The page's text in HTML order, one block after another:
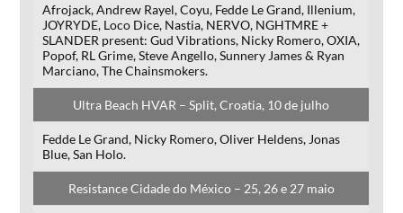
Afrojack, Andrew Rayel, Coyu, Fedde Le Grand, Illenium,
JOYRYDE, Loco Dice, Nastia, NERVO, NGHTMRE +
SLANDER present: Gud Vibrations, Nicky Romero, OXIA,
Popof, RL Grime, Steve Angello, Sunnery James & Ryan
Marciano, The Chainsmokers.
Ultra Beach HVAR – Split, Croatia, 10 de julho
Fedde Le Grand, Nicky Romero, Oliver Heldens, Jonas
Blue, San Holo.
Resistance Cidade do México – 25, 26 e 27 maio